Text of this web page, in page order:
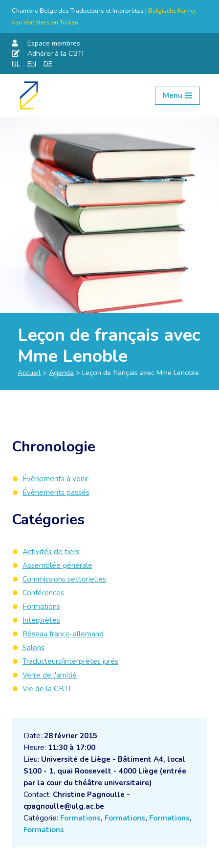
Chambre Belge des Traducteurs et Interprètes | Belgische Kamer
van Vertalers en Tolken
Espace membres
Adhérer à la CBTI
NL
EN DE
Aller
Menu
Leçon de français avec
Mme Lenoble
Accueil > Agenda > Leçon de français avec Mme Lenoble
Date: 28 février 2015
Heure: 11:30 à 17:00
Lieu: Université de Liège - Bâtiment A4, local
S100 - 1, quai Roosevelt - 4000 Liège (entrée
par la cour du théâtre universitaire)
Contact: Christine Pagnoulle -
cpagnoulle@ulg.ac.be
Catégorie: Formations, Formations, Formations,
Formations
Chronologie
Évènements à venir
Évènements passés
Catégories
Activités de tiers
Assemblée générale
Commissions sectorielles
Conférences
Formations
Interprètes
Réseau franco-allemand
Salons
Traducteurs/interprètes jurés
Verre de l'amitié
Vie de la CBTI